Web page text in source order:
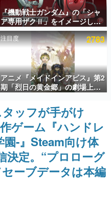
ページビュー数万以上！ などな
た、電ファミ渾身の“殿堂入り”記
の方々に製作時のエピソードをお
（ゲーム）とは何か？を探ってい
ない。『赫本』は、〈試験問題〉
説集です。
『機動戦士ガンダム』の「シャ
ア専用ザクⅡ」をイメージした
散水ホースリールが予約開始。
本体にはシャアのパーソナルマ
ークやジオン公国軍のエンブレ
ム、型式番号などを配置
注目度 2783
アニメ『メイドインアビス』第2
期「烈日の黄金郷」の劇場上映
が決定！レグ役・伊瀬茉莉也さ
んらが登壇する舞台挨拶も実施
タッフが手がけ
ゲーム『ハンドレ
園-』Steam向け体
決定。“プロローグ
ーブデータは本編